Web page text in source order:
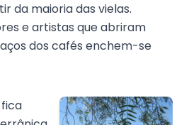
da maioria das vielas.
e artistas que abriram
dos cafés enchem-se